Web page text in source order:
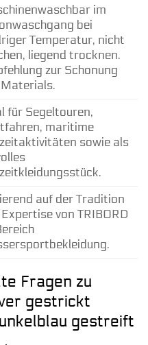
im
bei
Temperatur, nicht
liegend trocknen.
zur Schonung
für Segeltouren,
maritime
sowie als
auf der Tradition
von TRIBORD
Fragen zu
gestrickt
gestreift